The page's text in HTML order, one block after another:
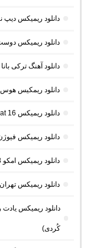
دانلود ریمیکس دیپ نایت 2 از احسان رمزی (ریمیکس
دانلود ریمیکس
دانلود آهنگ ترکی
دانلود ریمکیس هوس
دانلود ریمیکس AM Beat 16 از دیجی AMB (پادکست طولانی شنیدنی)
دانلود ریمیکس فیوژن 17 از لیروی
دانلود ریمیکس امکو 43 از دیجی ام کو (پادکست طولانی عاشقانه)
دانلود ریمیکس تهران فیت 55 از دیجی باربد و
دانلود ریمیکس
کُردی)